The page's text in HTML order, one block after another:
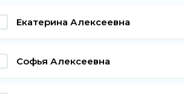
Екатерина Алексеевна
Софья Алексеевна